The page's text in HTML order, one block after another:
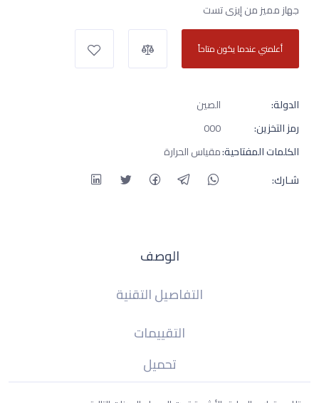
جهاز مميز من إيزى تست
أعلمني عندما يكون متاحاً
الدولة:
الصين
رمز التخزين:
000
الكلمات المفتاحية:مقياس الحرارة
شـارك:
الوصف
التفاصيل التقنية
التقييمات
تحميل